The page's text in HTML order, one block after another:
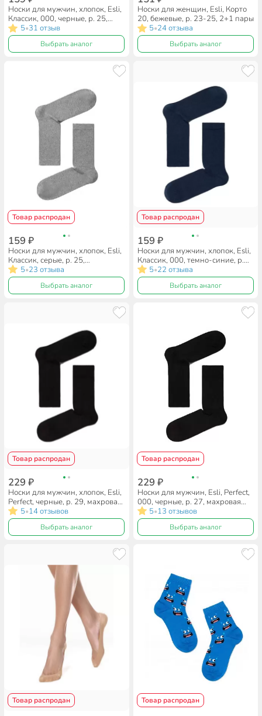
Носки для мужчин, хлопок, Esli,
Классик, 000, черные, р. 25,
19С-145СПЕ
5•31 отзыв
Выбрать аналог
Носки для женщин, Esli, Корто
20, бежевые, р. 23-25, 2+1 пары
5•24 отзыва
Выбрать аналог
Товар распродан
159 ₽
Носки для мужчин, хлопок, Esli,
Классик, серые, р. 25,
19С-145СПЕ
5•23 отзыва
Выбрать аналог
Товар распродан
159 ₽
Носки для мужчин, хлопок, Esli,
Классик, 000, темно-синие, р.
25, 19С-145СПЕ
5•22 отзыва
Выбрать аналог
Товар распродан
229 ₽
Носки для мужчин, хлопок, Esli,
Perfect, черные, р. 29, махровая
стопа, 14С-117СПЕ
5•14 отзывов
Выбрать аналог
Товар распродан
229 ₽
Носки для мужчин, Esli, Perfect,
000, черные, р. 27, махровая
стопа, 14С-117СПЕ
5•13 отзывов
Выбрать аналог
Товар распродан Товар распродан